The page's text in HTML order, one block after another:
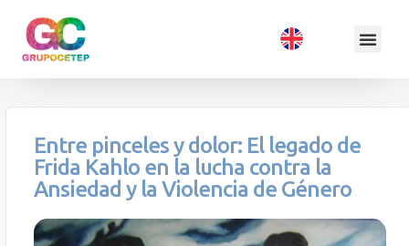
Entre pinceles y dolor: El legado de
Frida Kahlo en la lucha contra la
Ansiedad y la Violencia de Género